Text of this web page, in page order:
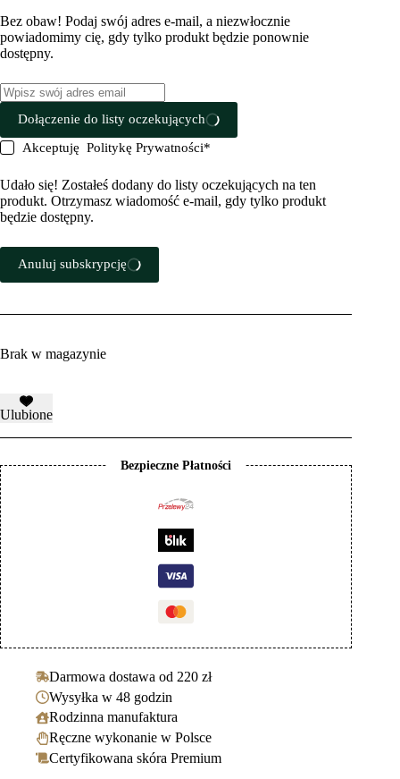
Bez obaw! Podaj swój adres e-mail, a niezwłocznie
powiadomimy cię, gdy tylko produkt będzie ponownie
dostępny.
Dołączenie do listy oczekujących
AkceptujęPolitykę Prywatności*
Udało się! Zostałeś dodany do listy oczekujących na ten
produkt. Otrzymasz wiadomość e-mail, gdy tylko produkt
będzie dostępny.
Anuluj subskrypcję
Brak w magazynie
Ulubione
Bezpieczne Płatności
Darmowa dostawa od 220 zł
Wysyłka w 48 godzin
Rodzinna manufaktura
Ręczne wykonanie w Polsce
Certyfikowana skóra Premium